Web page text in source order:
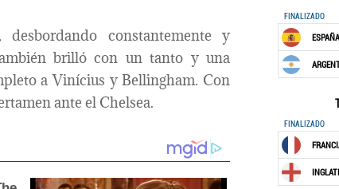
constantemente y
brilló con un tanto y una
a Vinícius y Bellingham. Con
ante el Chelsea.